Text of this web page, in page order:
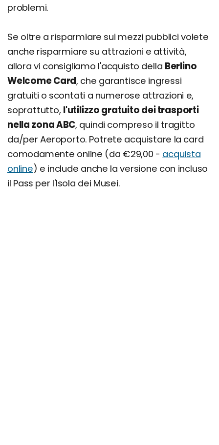
problemi.
Se oltre a risparmiare sui mezzi pubblici volete
anche risparmiare su attrazioni e attività,
allora vi consigliamo l'acquisto della Berlino
Welcome Card, che garantisce ingressi
gratuiti o scontati a numerose attrazioni e,
soprattutto, l'utilizzo gratuito dei trasporti
nella zona ABC, quindi compreso il tragitto
da/per Aeroporto. Potrete acquistare la card
comodamente online (da €29,00 - acquista
online) e include anche la versione con incluso
il Pass per l'Isola dei Musei.